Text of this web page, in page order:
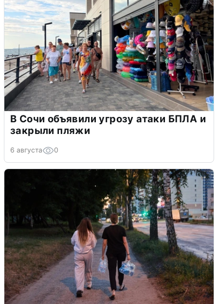
В Сочи объявили угрозу атаки БПЛА и
закрыли пляжи
6 августа 0